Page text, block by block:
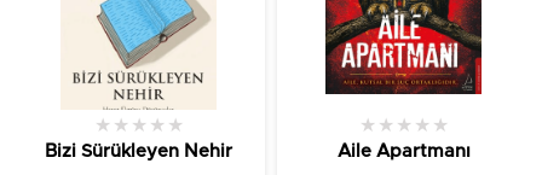
Sayfa Sayısı: 218
Yayın Dili: Türkçe
Bizi Sürükleyen Nehir
★ ★ ★ ★ ★
Aile Apartmanı
★ ★ ★ ★ ★